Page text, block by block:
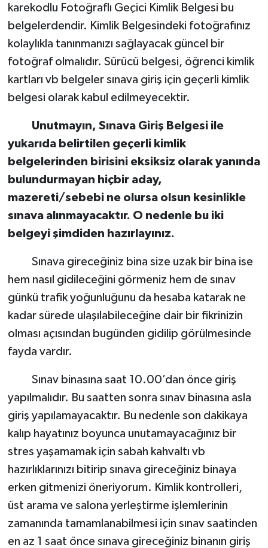
karekodlu Fotoğraflı Geçici Kimlik Belgesi bu
belgelerdendir. Kimlik Belgesindeki fotoğrafınız
kolaylıkla tanınmanızı sağlayacak güncel bir
fotoğraf olmalıdır. Sürücü belgesi, öğrenci kimlik
kartları vb belgeler sınava giriş için geçerli kimlik
belgesi olarak kabul edilmeyecektir.
Unutmayın, Sınava Giriş Belgesi ile
yukarıda belirtilen geçerli kimlik
belgelerinden birisini eksiksiz olarak yanında
bulundurmayan hiçbir aday,
mazereti/sebebi ne olursa olsun kesinlikle
sınava alınmayacaktır. O nedenle bu iki
belgeyi şimdiden hazırlayınız.
Sınava gireceğiniz bina size uzak bir bina ise
hem nasıl gidileceğini görmeniz hem de sınav
günkü trafik yoğunluğunu da hesaba katarak ne
kadar sürede ulaşılabileceğine dair bir fikrinizin
olması açısından bugünden gidilip görülmesinde
fayda vardır.
Sınav binasına saat 10.00’dan önce giriş
yapılmalıdır. Bu saatten sonra sınav binasına asla
giriş yapılamayacaktır. Bu nedenle son dakikaya
kalıp hayatınız boyunca unutamayacağınız bir
stres yaşamamak için sabah kahvaltı vb
hazırlıklarınızı bitirip sınava gireceğiniz binaya
erken gitmenizi öneriyorum. Kimlik kontrolleri,
üst arama ve salona yerleştirme işlemlerinin
zamanında tamamlanabilmesi için sınav saatinden
en az 1 saat önce sınava gireceğiniz binanın giriş